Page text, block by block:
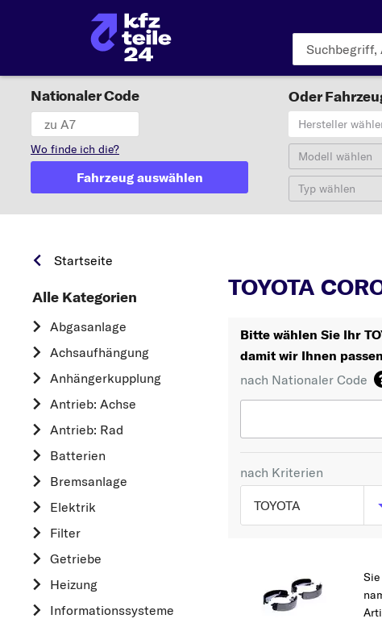
Nationaler Code
Wo finde ich die?
Fahrzeug auswählen
Oder
Hersteller
Modell wählen
Typ wählen
Startseite
Alle Kategorien
Abgasanlage
Achsaufhängung
Anhängerkupplung
Antrieb: Achse
Antrieb: Rad
Batterien
Bremsanlage
Elektrik
Filter
Getriebe
Heizung
Informationssysteme
TOYOTA
Bitte wählen Sie Ihr
damit wir Ihnen
nach Nationaler Code
nach Kriterien
TOYOTA
OPEL